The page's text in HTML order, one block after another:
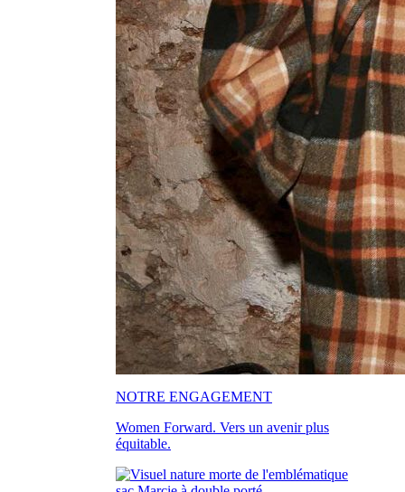
NOTRE ENGAGEMENT
Women Forward. Vers un avenir plus
équitable.